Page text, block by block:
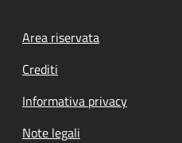
Footer menu
Area riservata
Crediti
Informativa privacy
Note legali